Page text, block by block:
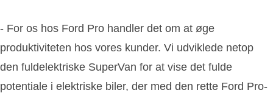
- For os hos Ford Pro handler det om at øge
produktiviteten hos vores kunder. Vi udviklede netop
den fuldelektriske SuperVan for at vise det fulde
potentiale i elektriske biler, der med den rette Ford Pro-